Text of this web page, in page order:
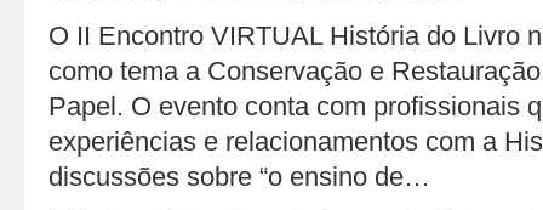
O II Encontro VIRTUAL História do Livro
como tema a Conservação e
Papel. O evento conta com profissionais
experiências e relacionamentos com a
discussões sobre “o ensino de…